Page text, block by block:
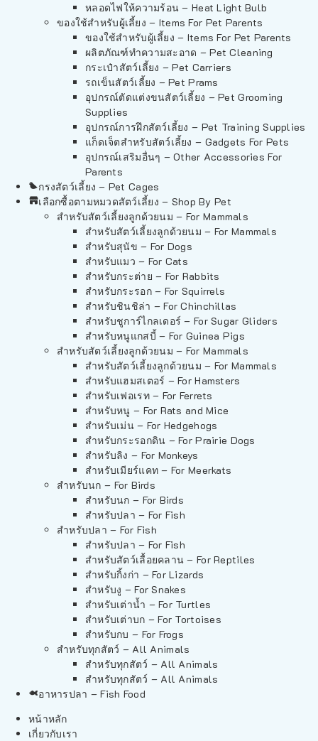
หลอดไฟให้ความร้อน – Heat Light Bulb
ของใช้สำหรับผู้เลี้ยง – Items For Pet Parents
ของใช้สำหรับผู้เลี้ยง – Items For Pet Parents
ผลิตภัณฑ์ทำความสะอาด – Pet Cleaning
กระเป๋าสัตว์เลี้ยง – Pet Carriers
รถเข็นสัตว์เลี้ยง – Pet Prams
อุปกรณ์ตัดแต่งขนสัตว์เลี้ยง – Pet Grooming
Supplies
อุปกรณ์การฝึกสัตว์เลี้ยง – Pet Training Supplies
แก็ดเจ็ตสำหรับสัตว์เลี้ยง – Gadgets For Pets
อุปกรณ์เสริมอื่นๆ – Other Accessories For
Parents
กรงสัตว์เลี้ยง – Pet Cages
เลือกซื้อตามหมวดสัตว์เลี้ยง – Shop By Pet
สำหรับสัตว์เลี้ยงลูกด้วยนม – For Mammals
สำหรับสัตว์เลี้ยงลูกด้วยนม – For Mammals
สำหรับสุนัข – For Dogs
สำหรับแมว – For Cats
สำหรับกระต่าย – For Rabbits
สำหรับกระรอก – For Squirrels
สำหรับชินชิล่า – For Chinchillas
สำหรับชูการ์ไกลเดอร์ – For Sugar Gliders
สำหรับหนูแกสบี้ – For Guinea Pigs
สำหรับสัตว์เลี้ยงลูกด้วยนม – For Mammals
สำหรับสัตว์เลี้ยงลูกด้วยนม – For Mammals
สำหรับแฮมสเตอร์ – For Hamsters
สำหรับเฟอเรท – For Ferrets
สำหรับหนู – For Rats and Mice
สำหรับเม่น – For Hedgehogs
สำหรับกระรอกดิน – For Prairie Dogs
สำหรับลิง – For Monkeys
สำหรับเมียร์แคท – For Meerkats
สำหรับนก – For Birds
สำหรับนก – For Birds
สำหรับปลา – For Fish
สำหรับปลา – For Fish
สำหรับปลา – For Fish
สำหรับสัตว์เลื้อยคลาน – For Reptiles
สำหรับกิ้งก่า – For Lizards
สำหรับงู – For Snakes
สำหรับเต่าน้ำ – For Turtles
สำหรับเต่าบก – For Tortoises
สำหรับกบ – For Frogs
สำหรับทุกสัตว์ – All Animals
สำหรับทุกสัตว์ – All Animals
สำหรับทุกสัตว์ – All Animals
อาหารปลา – Fish Food
หน้าหลัก
เกี่ยวกับเรา